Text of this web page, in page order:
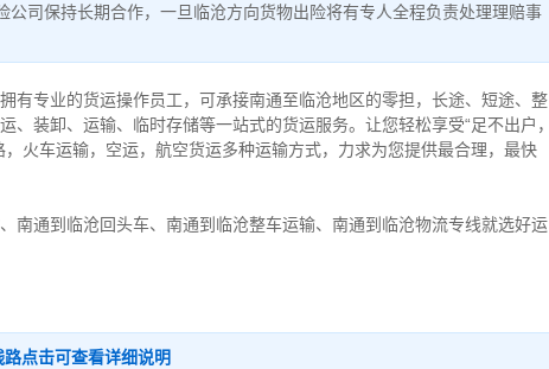
公司保持长期合作，一旦临沧方向货物出险将有专人全程负责处理理赔事
有专业的货运操作员工，可承接南通至临沧地区的零担，长途、短途、整
装卸、运输、临时存储等一站式的货运服务。让您轻松享受“足不出户，
火车运输，空运，航空货运多种运输方式，力求为您提供最合理，最快
南通到临沧回头车、南通到临沧整车运输、南通到临沧物流专线就选好运
点击可查看详细说明